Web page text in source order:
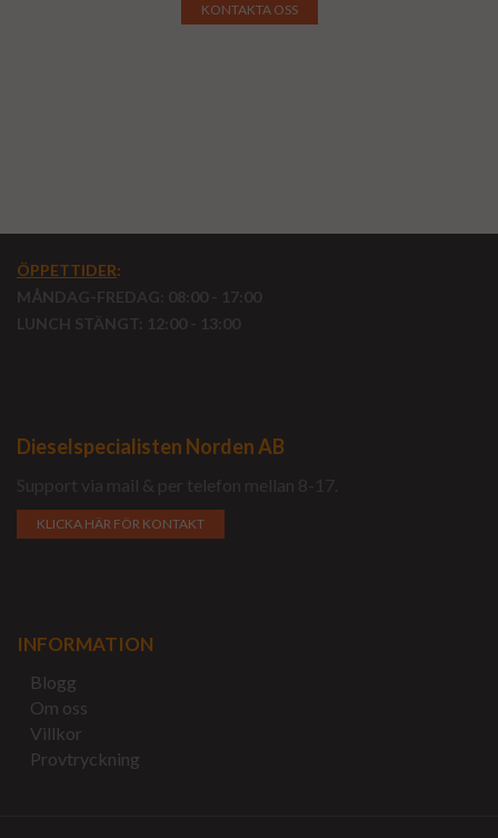
KONTAKTA OSS
ÖPPETTIDER:
MÅNDAG-FREDAG: 08:00 - 17:00
LUNCH STÄNGT: 12:00 - 13:00
Dieselspecialisten Norden AB
Support via mail & per telefon mellan 8-17.
KLICKA HÄR FÖR KONTAKT
INFORMATION
Blogg
Om oss
Villkor
Provtryckning